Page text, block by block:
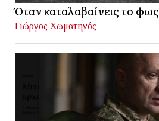
Όταν καταλαβαίνεις το φως
Γιώργος Χωματηνός